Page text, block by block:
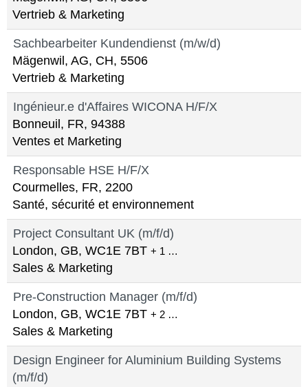
Vertrieb & Marketing
Sachbearbeiter Kundendienst (m/w/d)
Mägenwil, AG, CH, 5506
Vertrieb & Marketing
Ingénieur.e d'Affaires WICONA H/F/X
Bonneuil, FR, 94388
Ventes et Marketing
Responsable HSE H/F/X
Courmelles, FR, 2200
Santé, sécurité et environnement
Project Consultant UK (m/f/d)
London, GB, WC1E 7BT + 1 …
Sales & Marketing
Pre-Construction Manager (m/f/d)
London, GB, WC1E 7BT + 2 …
Sales & Marketing
Design Engineer for Aluminium Building Systems
(m/f/d)